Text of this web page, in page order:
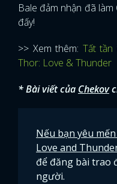
Bale đảm nhận đã
đấy!
>> Xem thêm: Tất
Thor: Love & Thunder
* Bài viết của Chekov
Nếu bạn yêu
Love and
để đăng bài trao
người.